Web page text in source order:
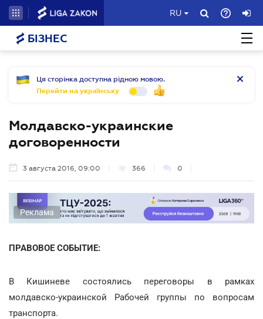
RU
БІЗНЕС
Ця сторінка доступна рідною мовою.
Перейти на українську
Молдавско-украинские
договоренности
3 августа 2016, 09:00 366 0
Реклама
ПРАВОВОЕ СОБЫТИЕ:
В Кишиневе состоялись переговоры в рамках
молдавско-украинской Рабочей группы по вопросам
транспорта.